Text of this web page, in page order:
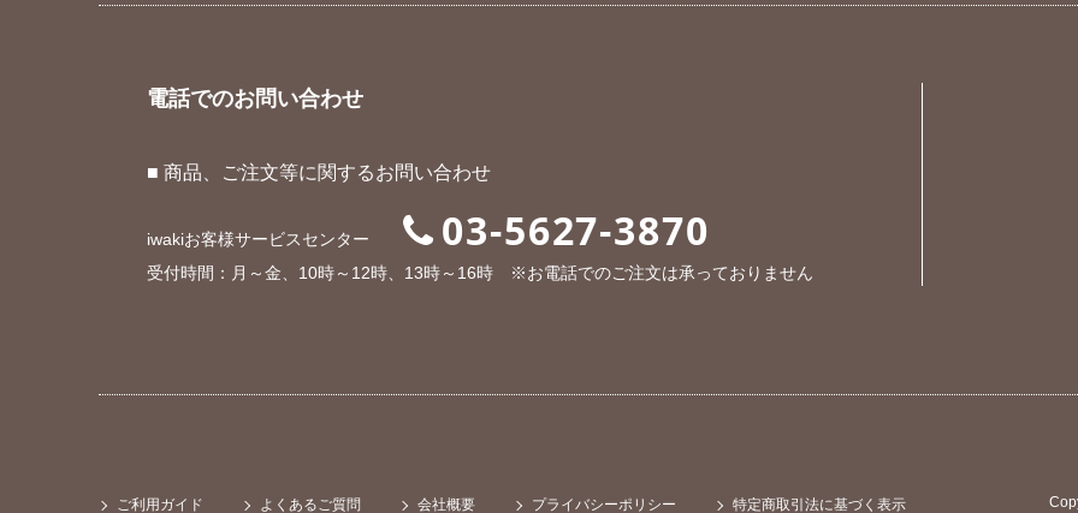
電話でのお問い合わせ
■ 商品、ご注文等に関するお問い合わせ
iwakiお客様サービスセンター 03-5627-3870
受付時間：月～金、10時～12時、13時～16時 ※お電話でのご注文は承っておりません
ご利用ガイド よくあるご質問 会社概要 プライバシーポリシー 特定商取引法に基づく表示